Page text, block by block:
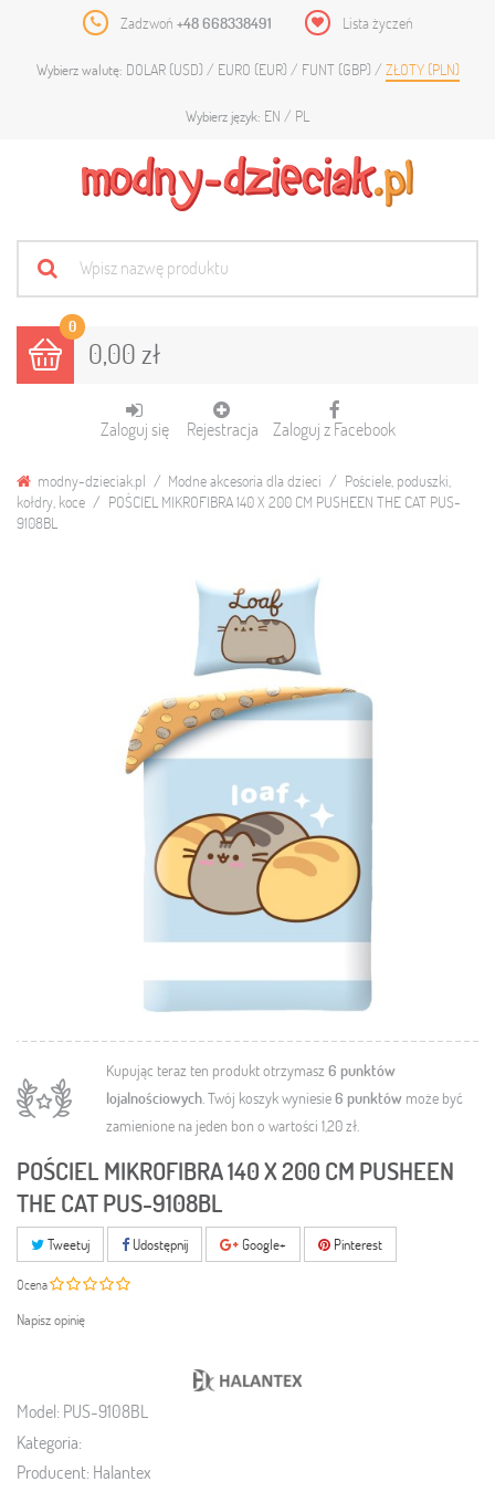
Zadzwoń +48 668338491 Lista życzeń
Wybierz walutę: DOLAR (USD) EURO (EUR) FUNT (GBP) ZŁOTY (PLN)
Wybierz język: EN PL
0
0,00 zł
Zaloguj się Rejestracja Zaloguj z Facebook
modny-dzieciak.pl Modne akcesoria dla dzieci
Pościele, poduszki,
kołdry, koce
POŚCIEL MIKROFIBRA 140 X 200 CM PUSHEEN THE CAT PUS-
9108BL
Kupując teraz ten produkt otrzymasz 6 punktów
lojalnościowych. Twój koszyk wyniesie6 punktów może być
zamienione na jeden bon o wartości 1,20 zł.
POŚCIEL MIKROFIBRA 140 X 200 CM PUSHEEN
THE CAT PUS-9108BL
Tweetuj Udostępnij Google+ Pinterest
Ocena
Napisz opinię
Model: PUS-9108BL
Kategoria:
Producent: Halantex